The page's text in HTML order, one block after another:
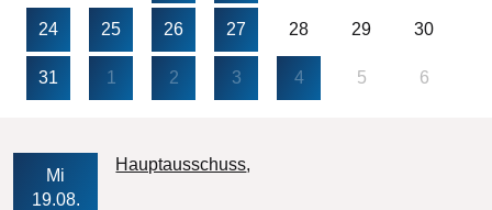
24 25 26 27 28 29 30
31 1 2 3 4 5 6
Mi
19.08.
Hauptausschuss